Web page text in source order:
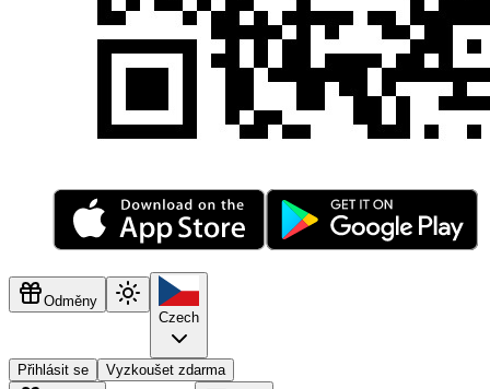
Odměny
Czech
Přihlásit se Vyzkoušet zdarma